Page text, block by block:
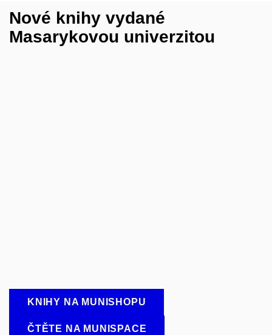
Nové knihy vydané
Masarykovou univerzitou
KNIHY NA MUNISHOPU
ČTĚTE NA MUNISPACE